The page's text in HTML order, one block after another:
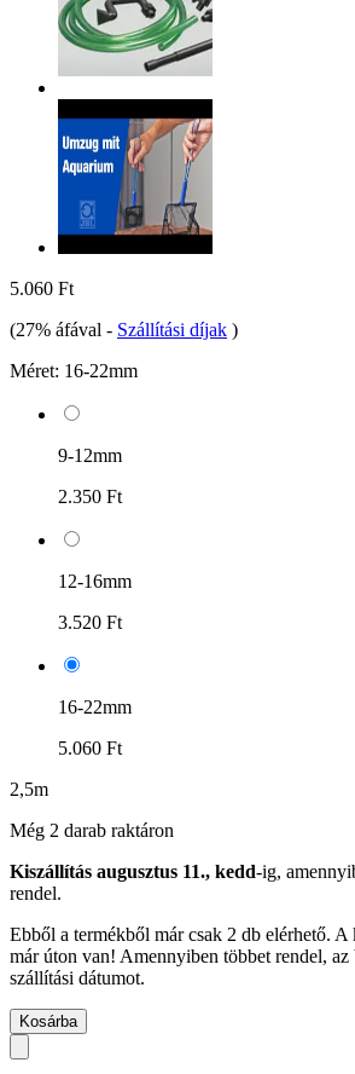
5.060 Ft
(27% áfával - Szállítási díjak )
Méret: 16-22mm
9-12mm
2.350 Ft
12-16mm
3.520 Ft
16-22mm
5.060 Ft
2,5m
Még 2 darab raktáron
Kiszállítás augusztus 11., kedd-ig,
rendel.
Ebből a termékből már csak 2 db elérhető.
már úton van! Amennyiben többet rendel, az
szállítási dátumot.
Kosárba